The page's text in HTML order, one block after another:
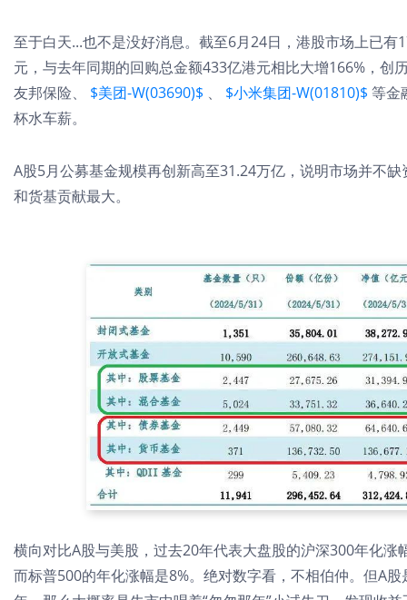
至于白天...也不是没好消息。截至6月24日，港股市场上已
元，与去年同期的回购总金额433亿港元相比大增166%，创
友邦保险、 $美团-W(03690)$ 、 $小米集团-W(01810)$ 等金
杯水车薪。
A股5月公募基金规模再创新高至31.24万亿，说明市场并不
和货基贡献最大。
横向对比A股与美股，过去20年代表大盘股的沪深300年化
而标普500的年化涨幅是8%。绝对数字看，不相伯仲。但A